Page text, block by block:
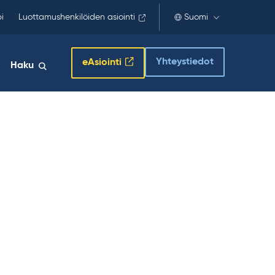
Luottamushenkilöiden asiointi Suomi
Haku eAsiointi Yhteystiedot